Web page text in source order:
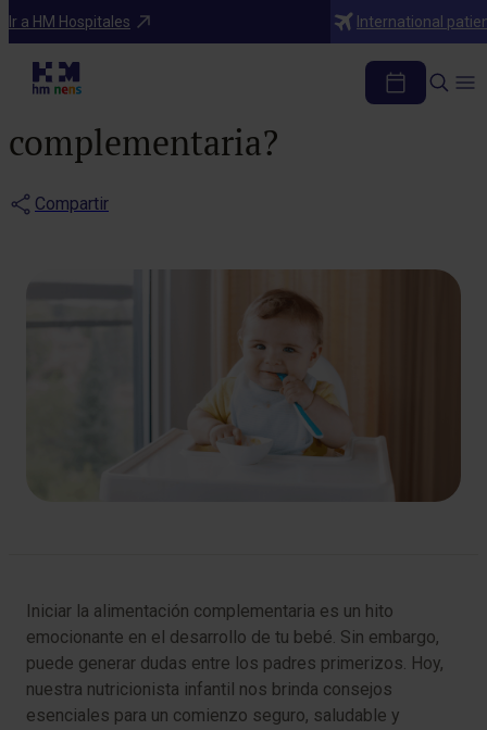
Ir a HM Hospitales International
Blog
¿Cómo afrontar el inicio
de la Alimentación
complementaria?
Compartir
Iniciar la alimentación complementaria es un hito
emocionante en el desarrollo de tu bebé. Sin embargo,
puede generar dudas entre los padres primerizos. Hoy,
nuestra nutricionista infantil nos brinda consejos
esenciales para un comienzo seguro, saludable y